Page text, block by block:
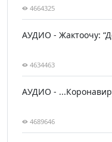
4664325
АУДИО - Жактоочу:
4634463
АУДИО -
4689646